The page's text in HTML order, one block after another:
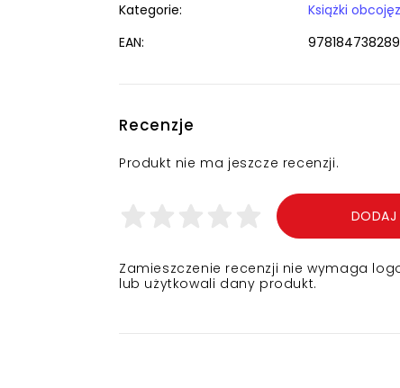
Kategorie:
EAN:
Recenzje
Produkt nie ma jeszcze recenzji.
DODAJ
Zamieszczenie recenzji nie wymaga
lub użytkowali dany produkt.